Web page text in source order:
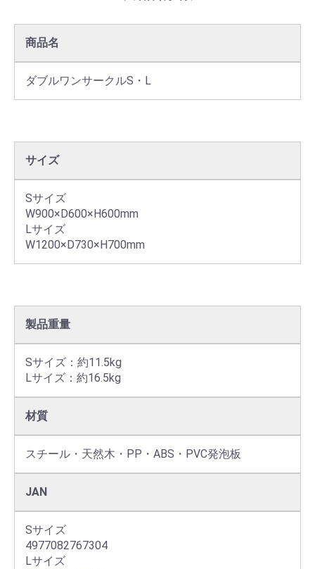
商品名
ダブルワンサークルS・L
サイズ
Sサイズ
W900×D600×H600mm
Lサイズ
W1200×D730×H700mm
製品重量
Sサイズ：約11.5kg
Lサイズ：約16.5kg
材質
スチール・天然木・PP・ABS・PVC発泡板
JAN
Sサイズ
4977082767304
Lサイズ